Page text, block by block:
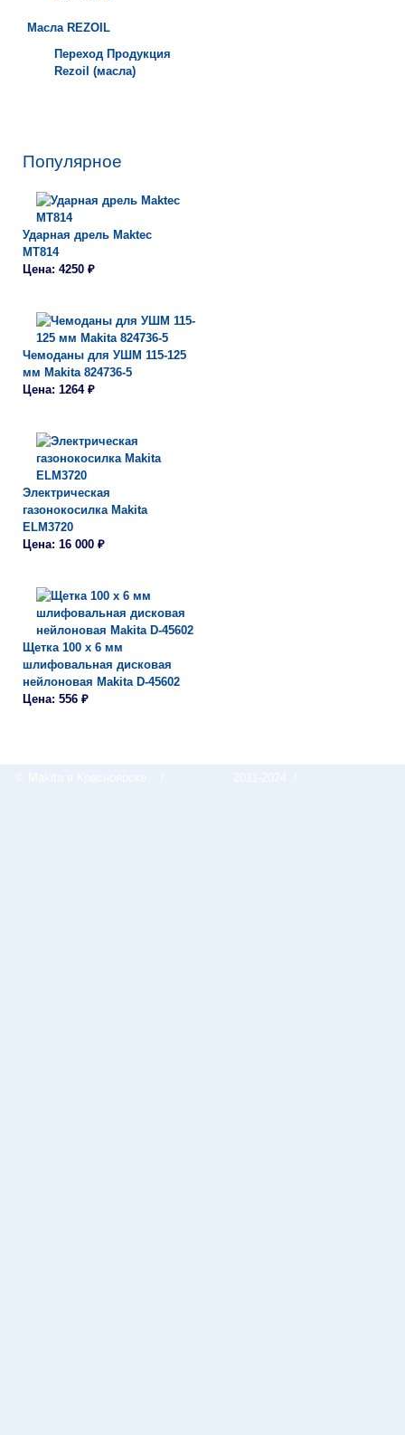
Масла REZOIL
Переход Продукция
Rezoil (масла)
Популярное
Ударная дрель Maktec
MT814
Цена: 4250 ₽
Чемоданы для УШМ 115-125
мм Makita 824736-5
Цена: 1264 ₽
Электрическая
газонокосилка Makita
ELM3720
Цена: 16 000 ₽
Щетка 100 х 6 мм
шлифовальная дисковая
нейлоновая Makita D-45602
Цена: 556 ₽